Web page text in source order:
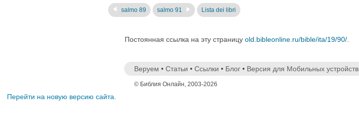
salmo 89 salmo 91 Lista dei libri
Постоянная ссылка на эту страницу old.bibleonline.ru/bible/ita/19/90/
Веруем • Статьи • Ссылки • Блог • Версия для Мобильных устройств
© Библия Онлайн, 2003-2026
Перейти на новую версию сайта.